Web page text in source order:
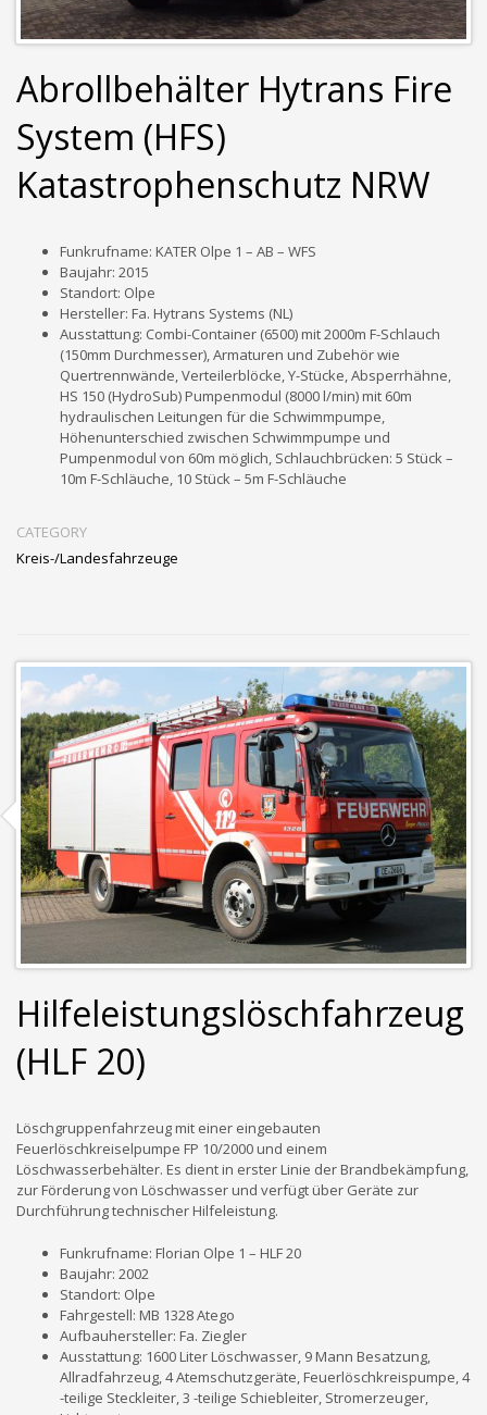
Abrollbehälter Hytrans Fire
System (HFS)
Katastrophenschutz NRW
Funkrufname: KATER Olpe 1 – AB – WFS
Baujahr: 2015
Standort: Olpe
Hersteller: Fa. Hytrans Systems (NL)
Ausstattung: Combi-Container (6500) mit 2000m F-Schlauch
(150mm Durchmesser), Armaturen und Zubehör wie
Quertrennwände, Verteilerblöcke, Y-Stücke, Absperrhähne,
HS 150 (HydroSub) Pumpenmodul (8000 l/min) mit 60m
hydraulischen Leitungen für die Schwimmpumpe,
Höhenunterschied zwischen Schwimmpumpe und
Pumpenmodul von 60m möglich, Schlauchbrücken: 5 Stück –
10m F-Schläuche, 10 Stück – 5m F-Schläuche
CATEGORY
Kreis-/Landesfahrzeuge
Hilfeleistungslöschfahrzeug
(HLF 20)
Löschgruppenfahrzeug mit einer eingebauten
Feuerlöschkreiselpumpe FP 10/2000 und einem
Löschwasserbehälter. Es dient in erster Linie der Brandbekämpfung,
zur Förderung von Löschwasser und verfügt über Geräte zur
Durchführung technischer Hilfeleistung.
Funkrufname: Florian Olpe 1 – HLF 20
Baujahr: 2002
Standort: Olpe
Fahrgestell: MB 1328 Atego
Aufbauhersteller: Fa. Ziegler
Ausstattung: 1600 Liter Löschwasser, 9 Mann Besatzung,
Allradfahrzeug, 4 Atemschutzgeräte, Feuerlöschkreispumpe, 4
-teilige Steckleiter, 3 -teilige Schiebleiter, Stromerzeuger,